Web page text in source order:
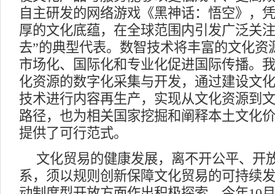
自主研发的网络游戏《黑神话：悟空》，
厚的文化底蕴，在全球范围内引发广泛关
去”的典型代表。数智技术将丰富的文化资
市场化、国际化和专业化促进国际传播。
化资源的数字化采集与开发，通过建设文
技术进行内容再生产，实现从文化资源到
路径，也为相关国家挖掘和阐释本土文化
提供了可行范式。
文化贸易的健康发展，离不开公平、开
系，须以规则创新保障文化贸易的可持续